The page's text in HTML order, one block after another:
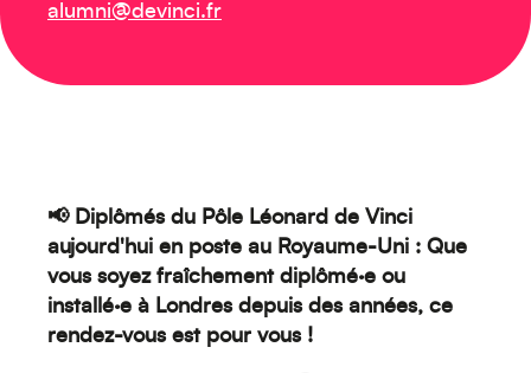
alumni@devinci.fr
📢 Diplômés du Pôle Léonard de Vinci
aujourd'hui en poste au Royaume-Uni : Que
vous soyez fraîchement diplômé·e ou
installé·e à Londres depuis des années, ce
rendez-vous est pour vous !